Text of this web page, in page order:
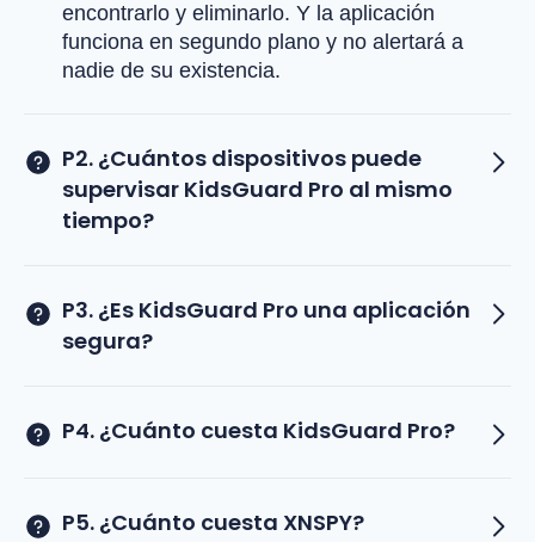
encontrarlo y eliminarlo. Y la aplicación
funciona en segundo plano y no alertará a
nadie de su existencia.
P2. ¿Cuántos dispositivos puede
supervisar KidsGuard Pro al mismo
tiempo?
P3. ¿Es KidsGuard Pro una aplicación
segura?
P4. ¿Cuánto cuesta KidsGuard Pro?
P5. ¿Cuánto cuesta XNSPY?